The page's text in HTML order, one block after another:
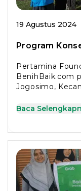
19 Agustus 2024
Program
Pertamina
BenihBaik.com
Jogosimo,
Baca